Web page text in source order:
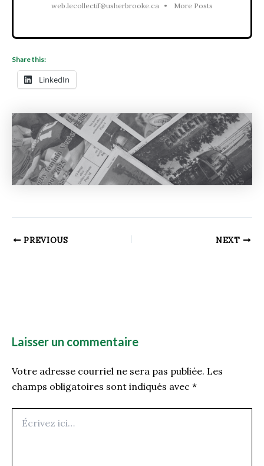
web.lecollectif@usherbrooke.ca • More Posts
Share this:
LinkedIn
PREVIOUS NEXT
Laisser un commentaire
Votre adresse courriel ne sera pas publiée. Les
champs obligatoires sont indiqués avec *
ici…